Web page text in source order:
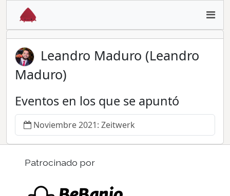
Leandro Maduro (Leandro
Maduro)
Eventos en los que se apuntó
Noviembre 2021: Zeitwerk
Patrocinado por